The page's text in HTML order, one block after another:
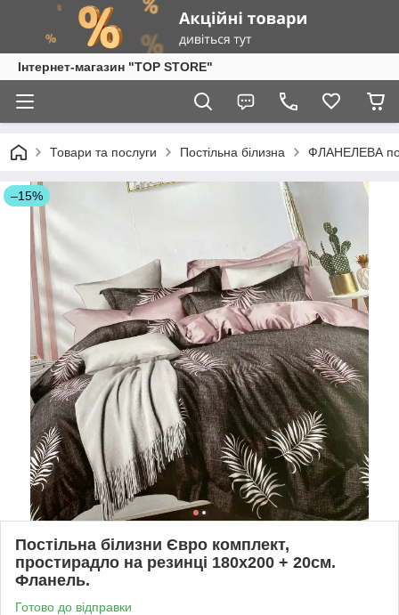
Інтернет-магазин "TOP STORE"
Товари та послуги Постільна білизна ФЛАНЕЛЕВА
–15%
Постільна білизни Євро комплект,
простирадло на резинці 180х200 + 20см.
Фланель.
Готово до відправки